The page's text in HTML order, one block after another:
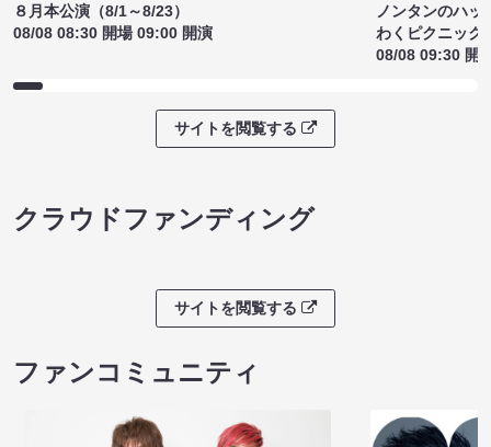
８月本公演（8/1～8/23）
08/08 08:30 開場 09:00 開演
ノンタンのハッ
わくピクニック
08/08 09:30 開
サイトを閲覧する
クラウドファンディング
サイトを閲覧する
ファンコミュニティ